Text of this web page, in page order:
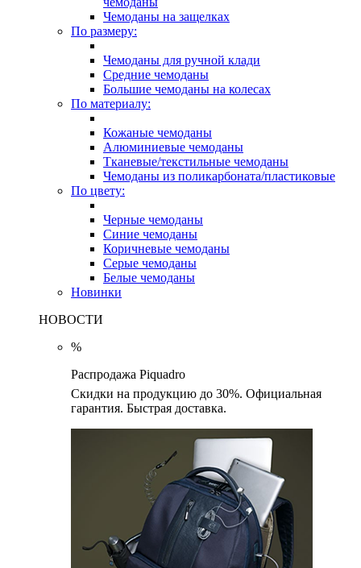
Чемоданы на защелках
По размеру:
Чемоданы для ручной клади
Средние чемоданы
Большие чемоданы на колесах
По материалу:
Кожаные чемоданы
Алюминиевые чемоданы
Тканевые/текстильные чемоданы
Чемоданы из поликарбоната/пластиковые
По цвету:
Черные чемоданы
Синие чемоданы
Коричневые чемоданы
Серые чемоданы
Белые чемоданы
Новинки
НОВОСТИ
%
Распродажа Piquadro
Скидки на продукцию до 30%. Официальная
гарантия. Быстрая доставка.